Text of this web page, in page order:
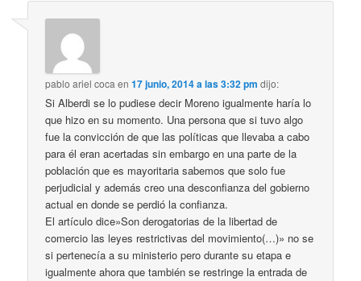
pablo ariel coca en17 junio, 2014 a las 3:32 pm dijo:
Si Alberdi se lo pudiese decir Moreno igualmente haría lo
que hizo en su momento. Una persona que si tuvo algo
fue la convicción de que las políticas que llevaba a cabo
para él eran acertadas sin embargo en una parte de la
población que es mayoritaria sabemos que solo fue
perjudicial y además creo una desconfianza del gobierno
actual en donde se perdió la confianza.
El artículo dice»Son derogatorias de la libertad de
comercio las leyes restrictivas del movimiento(…)» no se
si pertenecía a su ministerio pero durante su etapa e
igualmente ahora que también se restringe la entrada de